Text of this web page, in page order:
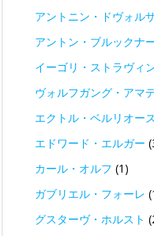
アントニン・ドヴォル
アントン・ブルックナ
イーゴリ・ストラヴィ
ヴォルフガング・アマ
エクトル・ベルリオー
エドワード・エルガー
カール・オルフ (1)
ガブリエル・フォーレ
グスターヴ・ホルスト